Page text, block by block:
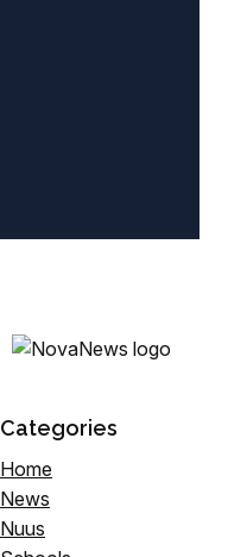
Categories
Home
News
Nuus